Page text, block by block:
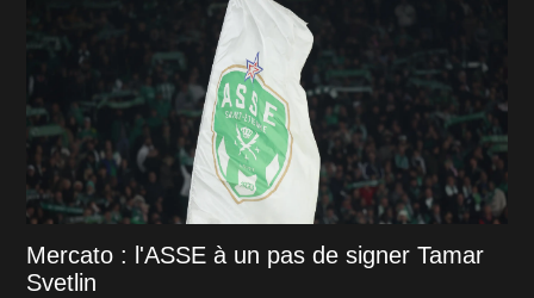
Mercato : l'ASSE à un pas de signer Tamar
Svetlin